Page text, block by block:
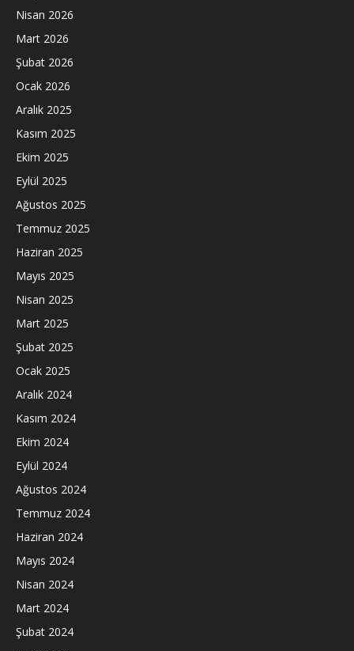
Nisan 2026
Mart 2026
Şubat 2026
Ocak 2026
Aralık 2025
Kasım 2025
Ekim 2025
Eylül 2025
Ağustos 2025
Temmuz 2025
Haziran 2025
Mayıs 2025
Nisan 2025
Mart 2025
Şubat 2025
Ocak 2025
Aralık 2024
Kasım 2024
Ekim 2024
Eylül 2024
Ağustos 2024
Temmuz 2024
Haziran 2024
Mayıs 2024
Nisan 2024
Mart 2024
Şubat 2024